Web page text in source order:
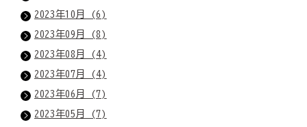
2023年10月 (6)
2023年09月 (8)
2023年08月 (4)
2023年07月 (4)
2023年06月 (7)
2023年05月 (7)